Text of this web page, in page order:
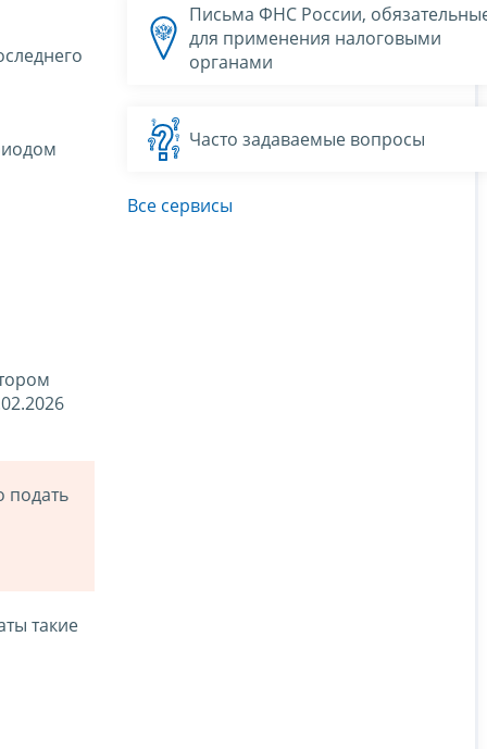
подать
такие
Письма ФНС России,
для применения налоговыми
органами
Часто задаваемые вопросы
Все сервисы